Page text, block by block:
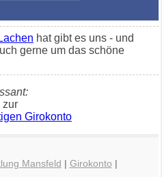
Lachen hat gibt es uns - und
gerne um das schöne
zur
Girokonto
Mansfeld | Girokonto |